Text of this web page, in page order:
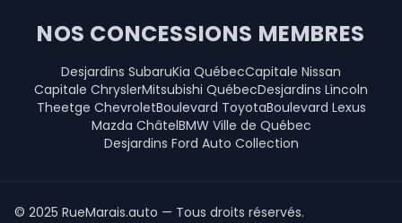
NOS CONCESSIONS MEMBRES
Desjardins SubaruKia QuébecCapitale Nissan
Capitale ChryslerMitsubishi QuébecDesjardins Lincoln
Theetge ChevroletBoulevard ToyotaBoulevard Lexus
Mazda ChâtelBMW Ville de Québec
Desjardins Ford Auto Collection
© 2025 RueMarais.auto — Tous droits réservés.